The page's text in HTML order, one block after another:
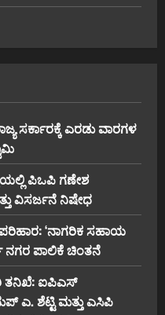
ಸರ್ಕಾರಕ್ಕೆ ಎರಡು ವಾರಗಳ
ಪಿಒಪಿ ಗಣೇಶ
ವಿಸರ್ಜನೆ ನಿಷೇಧ
‘ನಾಗರಿಕ ಸಹಾಯ
ನಗರ ಪಾಲಿಕೆ ಚಿಂತನೆ
ತನಿಖೆ: ಐಪಿಎಸ್
ಎ. ಶೆಟ್ಟಿ ಮತ್ತು ಎಸಿಪಿ